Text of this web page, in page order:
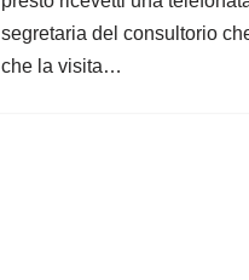
segretaria del consultorio
che la visita…